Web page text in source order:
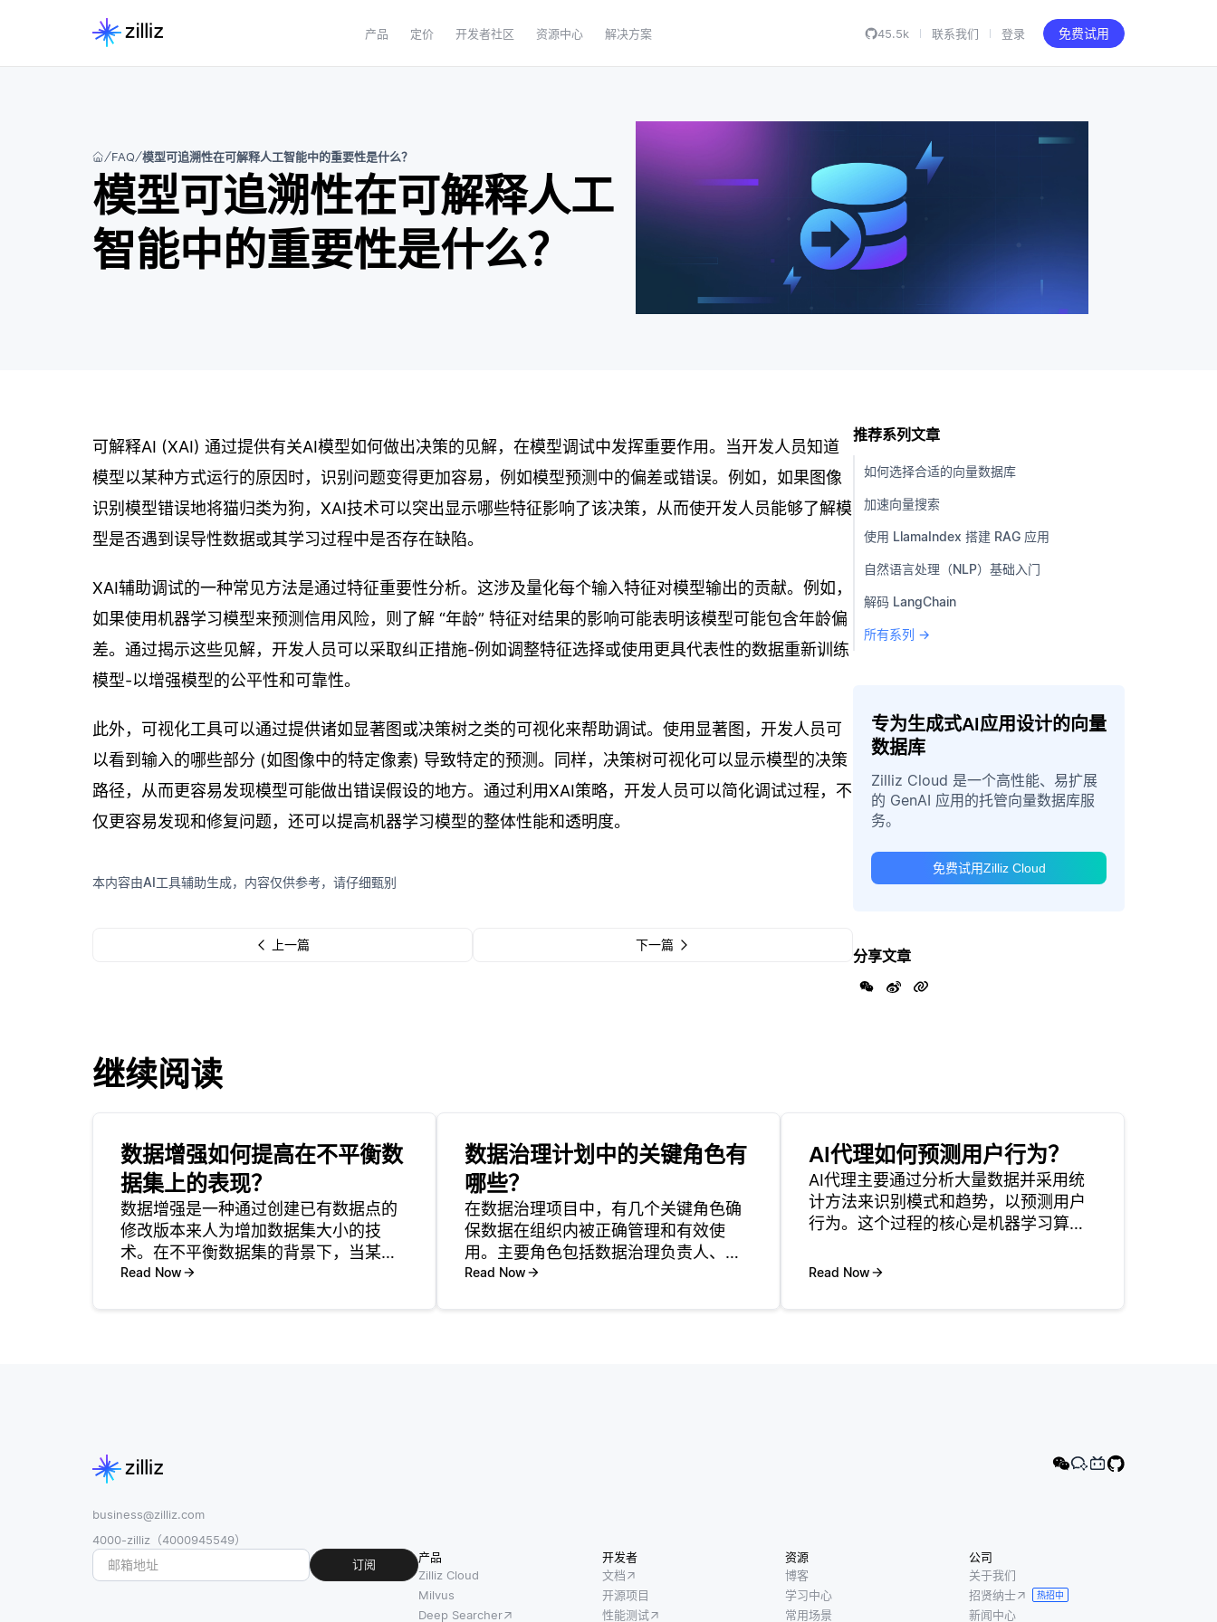
产品 定价 开发者社区 资源中心 解决方案 45.5k 联系我们 登录 免费试用
FAQ 模型可追溯性在可解释人工智能中的重要性是什么？
模型可追溯性在可解释人工
智能中的重要性是什么？
可解释AI (XAI) 通过提供有关AI模型如何做出决策的见解，在模型调试中发挥重要作用。当开发人员知道
模型以某种方式运行的原因时，识别问题变得更加容易，例如模型预测中的偏差或错误。例如，如果图像
识别模型错误地将猫归类为狗，XAI技术可以突出显示哪些特征影响了该决策，从而使开发人员能够了解模
型是否遇到误导性数据或其学习过程中是否存在缺陷。
XAI辅助调试的一种常见方法是通过特征重要性分析。这涉及量化每个输入特征对模型输出的贡献。例如，
如果使用机器学习模型来预测信用风险，则了解 “年龄” 特征对结果的影响可能表明该模型可能包含年龄偏
差。通过揭示这些见解，开发人员可以采取纠正措施-例如调整特征选择或使用更具代表性的数据重新训练
模型-以增强模型的公平性和可靠性。
此外，可视化工具可以通过提供诸如显著图或决策树之类的可视化来帮助调试。使用显著图，开发人员可
以看到输入的哪些部分 (如图像中的特定像素) 导致特定的预测。同样，决策树可视化可以显示模型的决策
路径，从而更容易发现模型可能做出错误假设的地方。通过利用XAI策略，开发人员可以简化调试过程，不
仅更容易发现和修复问题，还可以提高机器学习模型的整体性能和透明度。
本内容由AI工具辅助生成，内容仅供参考，请仔细甄别
上一篇 下一篇
推荐系列文章
如何选择合适的向量数据库
加速向量搜索
使用 LlamaIndex 搭建 RAG 应用
自然语言处理（NLP）基础入门
解码 LangChain
所有系列 →
专为生成式AI应用设计的向量
数据库
Zilliz Cloud 是一个高性能、易扩展
的 GenAI 应用的托管向量数据库服
务。
免费试用Zilliz Cloud
分享文章
继续阅读
数据增强如何提高在不平衡数
据集上的表现？
数据增强是一种通过创建已有数据点的
修改版本来人为增加数据集大小的技
术。在不平衡数据集的背景下，当某些
类别的样本远少于其他类别时，数据增
Read Now
数据治理计划中的关键角色有
哪些？
在数据治理项目中，有几个关键角色确
保数据在组织内被正确管理和有效使
用。主要角色包括数据治理负责人、数
据管理者和数据拥有者。这些职位各自
Read Now
AI代理如何预测用户行为？
AI代理主要通过分析大量数据并采用统
计方法来识别模式和趋势，以预测用户
行为。这个过程的核心是机器学习算
中学习。通过为这些算法提供包括过去
Read Now
business@zilliz.com
4000-zilliz（4000945549）
订阅
产品
Zilliz Cloud
Milvus
Deep Searcher
开发者
文档
开源项目
性能测试
资源
博客
学习中心
常用场景
公司
关于我们
招贤纳士
热招中
新闻中心